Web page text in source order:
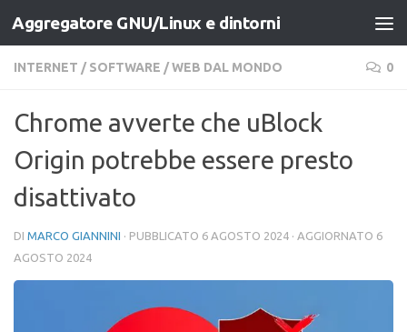
Salta al contenuto
Aggregatore GNU/Linux e dintorni
INTERNET / SOFTWARE /WEB DAL MONDO 0
Chrome avverte che uBlock
Origin potrebbe essere presto
disattivato
DI MARCO GIANNINI · PUBBLICATO 6 AGOSTO 2024 · AGGIORNATO 6
AGOSTO 2024